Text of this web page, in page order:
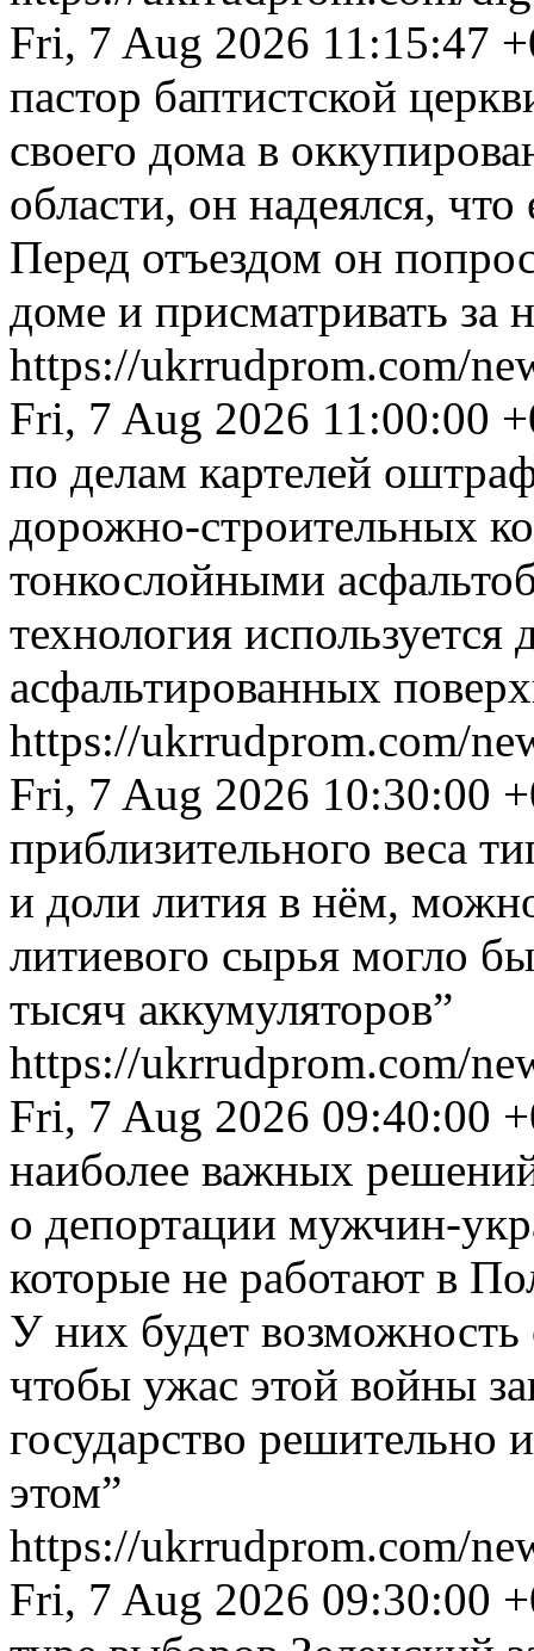
Fri, 7 Aug 2026 11:15:47
пастор баптистской
своего дома в
области, он надеялся,
Перед отъездом он
доме и присматривать за
https://ukrrudprom.com/
Fri, 7 Aug 2026 11:00:00
по делам картелей
дорожно-строительных
тонкослойными
технология
асфальтированных
https://ukrrudprom.com/
Fri, 7 Aug 2026 10:30:00
приблизительного веса
и доли лития в нём,
литиевого сырья могло
тысяч аккумуляторов”
https://ukrrudprom.com/
Fri, 7 Aug 2026 09:40:00
наиболее важных
о депортации мужчин-
которые не работают в
У них будет возможность
чтобы ужас этой войны
государство решительно
этом”
https://ukrrudprom.com/
Fri, 7 Aug 2026 09:30:00